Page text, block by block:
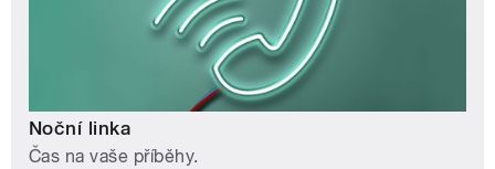
Noční linka
Čas na vaše příběhy.